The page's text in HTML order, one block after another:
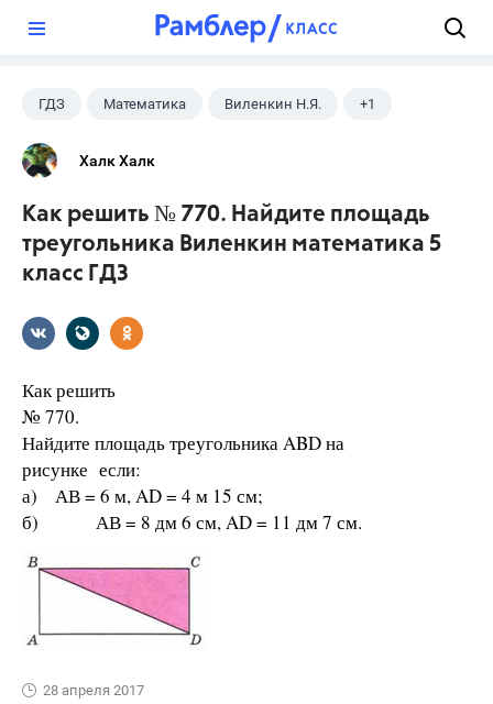
ГДЗ Математика Виленкин Н.Я. +1
5 класс
Халк Халк
Как решить № 770. Найдите площадь
треугольника Виленкин математика 5
класс ГДЗ
Как решить
№ 770.
Найдите площадь треугольника ABD на
рисунке если:
а) АВ = 6 м, AD = 4 м 15 см;
б) АВ = 8 дм 6 см, AD = 11 дм 7 см.
28 апреля 2017